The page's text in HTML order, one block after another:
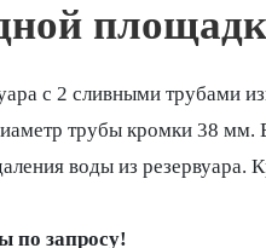
с 2 сливными трубами
трубы кромки 38 мм.
воды из
по запросу!